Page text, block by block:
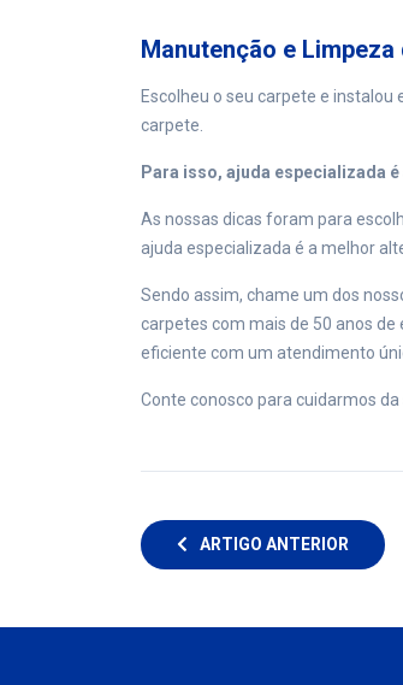
Manutenção e
Escolheu o seu carpete e
carpete.
Para isso, ajuda especializada
As nossas dicas foram para
ajuda especializada é a melhor
Sendo assim, chame um dos
carpetes com mais de 50 anos
eficiente com um atendimento
Conte conosco para cuidarmos
ARTIGO ANTERIOR